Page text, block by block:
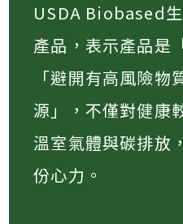
USDA Biobased
產品，表示產品是
「避開有高風險物
源」，不僅對健康
溫室氣體與碳排放
份心力。